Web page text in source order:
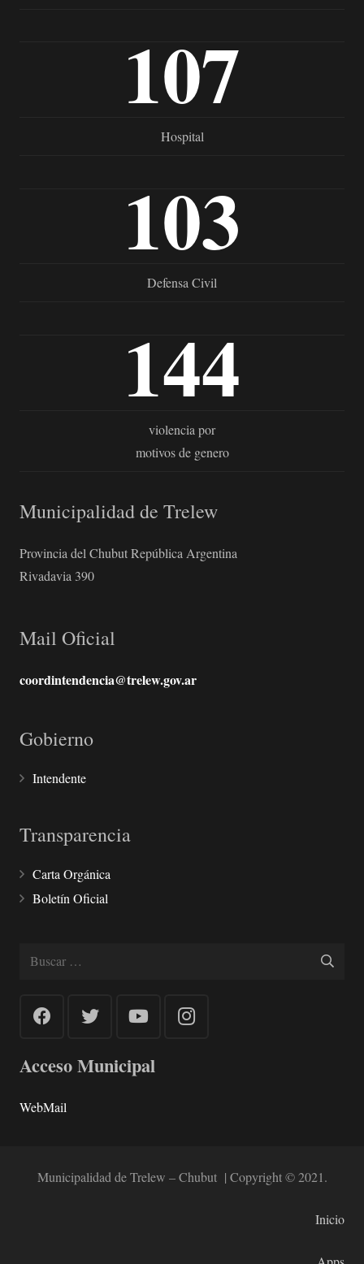
107
Hospital
103
Defensa Civil
144
violencia por
motivos de genero
Municipalidad de Trelew
Provincia del Chubut República Argentina
Rivadavia 390
Mail Oficial
coordintendencia@trelew.gov.ar
Gobierno
Intendente
Transparencia
Carta Orgánica
Boletín Oficial
Buscar:
Acceso Municipal
WebMail
Municipalidad de Trelew – Chubut | Copyright © 2021.
Inicio